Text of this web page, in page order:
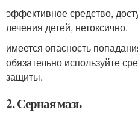
эффективное средство,
лечения детей, нетоксично.
имеется опасность
обязательно используйте
защиты.
2. Серная мазь